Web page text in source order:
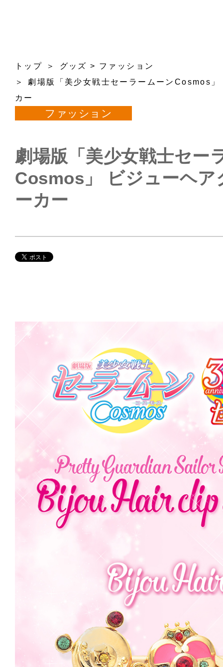
トップ グッズ > ファッション
劇場版「美少女戦士セーラームーンCosmos
カー
ファッション
劇場版「美少女戦士セー
Cosmos」 ビジューヘア
ーカー